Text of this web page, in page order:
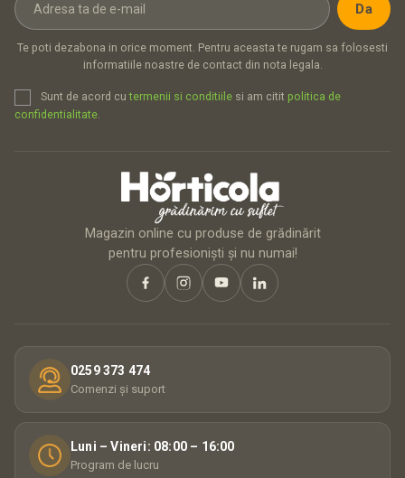
Te poti dezabona in orice moment. Pentru aceasta te rugam sa folosesti
informatiile noastre de contact din nota legala.
Sunt de acord cutermenii si conditiile si am citit politica de
confidentialitate
Magazin online cu produse de grădinărit
pentru profesioniști și nu numai!
0259 373 474
Comenzi și suport
Luni – Vineri: 08:00 – 16:00
Program de lucru